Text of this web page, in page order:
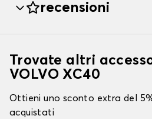
recensioni
Trovate altri
VOLVO XC40
Ottieni uno sconto extra del
acquistati